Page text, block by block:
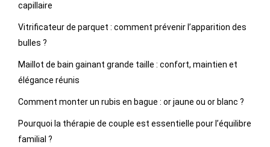
capillaire
Vitrificateur de parquet : comment prévenir l’apparition des
bulles ?
Maillot de bain gainant grande taille : confort, maintien et
élégance réunis
Comment monter un rubis en bague : or jaune ou or blanc ?
Pourquoi la thérapie de couple est essentielle pour l’équilibre
familial ?